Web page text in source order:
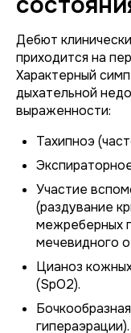
Дебют
приходится на
Характерный
дыхательной
выраженности:
Тахипноэ
Участие
(раздувание
межреберных
мечевидного
Цианоз
(SpO2).
гипераэрации).